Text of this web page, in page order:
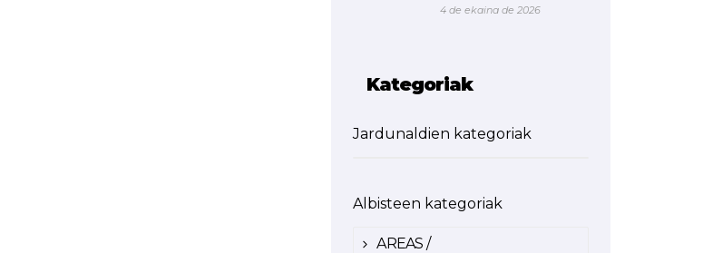
4 de ekaina de 2026
Kategoriak
Jardunaldien kategoriak
Albisteen kategoriak
AREAS /